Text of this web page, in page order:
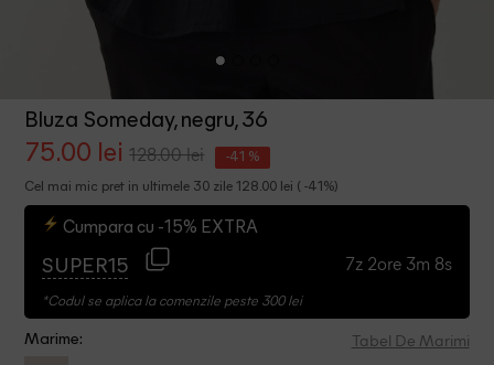
Bluza Someday, negru, 36
75.00 lei 128.00 lei -41 %
Cel mai mic pret in ultimele 30 zile 128.00 lei ( -41%)
Cumpara cu -15% EXTRA
SUPER15 7z 2ore 3m 8s
*Codul se aplica la comenzile peste 300 lei
Marime: Tabel De Marimi